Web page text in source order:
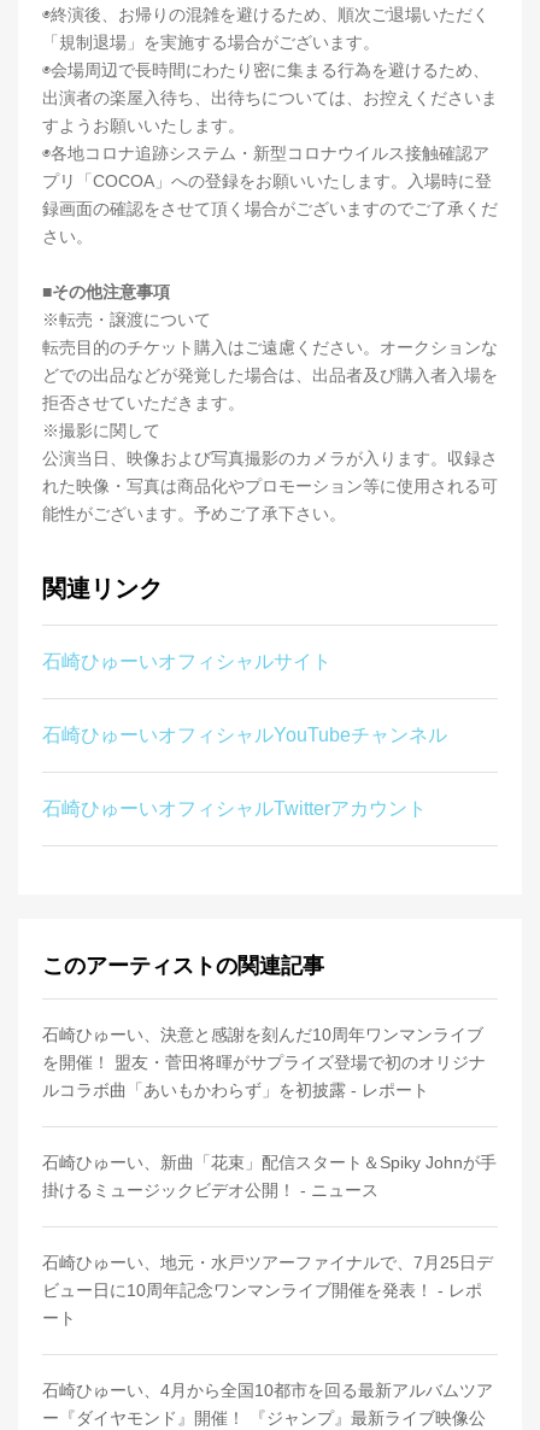
◉終演後、お帰りの混雑を避けるため、順次ご退場いただく
「規制退場」を実施する場合がございます。
◉会場周辺で長時間にわたり密に集まる行為を避けるため、
出演者の楽屋入待ち、出待ちについては、お控えくださいま
すようお願いいたします。
◉各地コロナ追跡システム・新型コロナウイルス接触確認ア
プリ「COCOA」への登録をお願いいたします。入場時に登
録画面の確認をさせて頂く場合がございますのでご了承くだ
さい。
■その他注意事項
※転売・譲渡について
転売目的のチケット購入はご遠慮ください。オークションな
どでの出品などが発覚した場合は、出品者及び購入者入場を
拒否させていただきます。
※撮影に関して
公演当日、映像および写真撮影のカメラが入ります。収録さ
れた映像・写真は商品化やプロモーション等に使用される可
能性がございます。予めご了承下さい。
関連リンク
石崎ひゅーいオフィシャルサイト
石崎ひゅーいオフィシャルYouTubeチャンネル
石崎ひゅーいオフィシャルTwitterアカウント
このアーティストの関連記事
石崎ひゅーい、決意と感謝を刻んだ10周年ワンマンライブ
を開催！ 盟友・菅田将暉がサプライズ登場で初のオリジナ
ルコラボ曲「あいもかわらず」を初披露 - レポート
石崎ひゅーい、新曲「花束」配信スタート＆Spiky Johnが手
掛けるミュージックビデオ公開！ - ニュース
石崎ひゅーい、地元・水戸ツアーファイナルで、7月25日デ
ビュー日に10周年記念ワンマンライブ開催を発表！ - レポ
ート
石崎ひゅーい、4月から全国10都市を回る最新アルバムツア
ー『ダイヤモンド』開催！ 『ジャンプ』最新ライブ映像公